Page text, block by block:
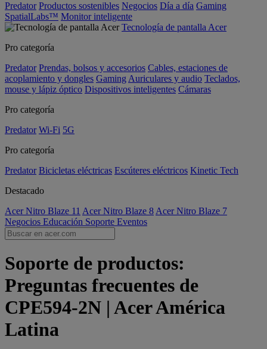
Predator Productos sostenibles Negocios Día a día Gaming
SpatialLabs™ Monitor inteligente
Tecnología de pantalla Acer
Pro categoría
Predator Prendas, bolsos y accesorios Cables, estaciones de
acoplamiento y dongles Gaming Auriculares y audio Teclados,
mouse y lápiz óptico Dispositivos inteligentes Cámaras
Pro categoría
Predator Wi-Fi 5G
Pro categoría
Predator Bicicletas eléctricas Escúteres eléctricos Kinetic Tech
Destacado
Acer Nitro Blaze 11 Acer Nitro Blaze 8 Acer Nitro Blaze 7
Negocios Educación Soporte Eventos
Soporte de productos:
Preguntas frecuentes de
CPE594-2N | Acer América
Latina